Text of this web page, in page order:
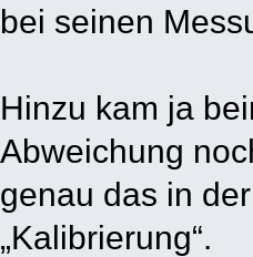
bei seinen
Hinzu kam ja
Abweichung
genau das in
„Kalibrierung“.